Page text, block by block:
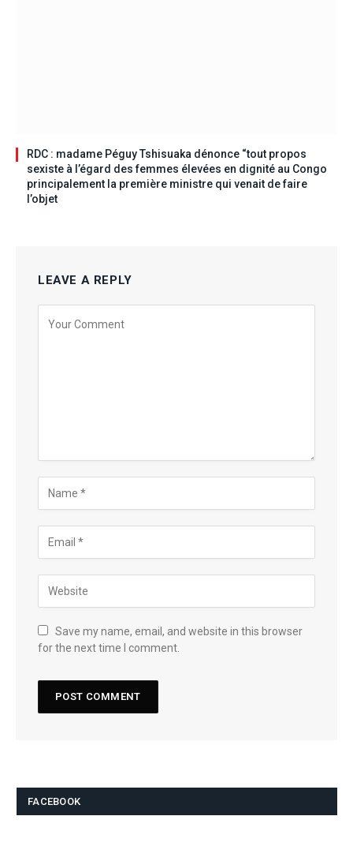
RDC : madame Péguy Tshisuaka dénonce “tout propos
sexiste à l’égard des femmes élevées en dignité au Congo
principalement la première ministre qui venait de faire
l’objet
LEAVE A REPLY
Save my name, email, and website in this browser
for the next time I comment.
FACEBOOK